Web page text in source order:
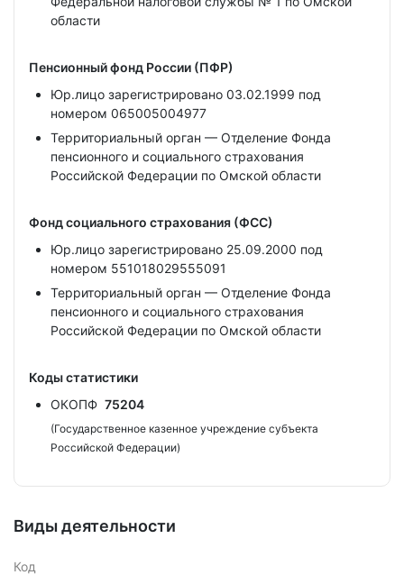
области
Пенсионный фонд России (ПФР)
Юр.лицо зарегистрировано 03.02.1999 под
номером 065005004977
Территориальный орган — Отделение Фонда
пенсионного и социального страхования
Российской Федерации по Омской области
Фонд социального страхования (ФСС)
Юр.лицо зарегистрировано 25.09.2000 под
номером 551018029555091
Территориальный орган — Отделение Фонда
пенсионного и социального страхования
Российской Федерации по Омской области
Коды статистики
ОКОПФ 75204
(Государственное казенное учреждение субъекта
Российской Федерации)
Виды деятельности
Код